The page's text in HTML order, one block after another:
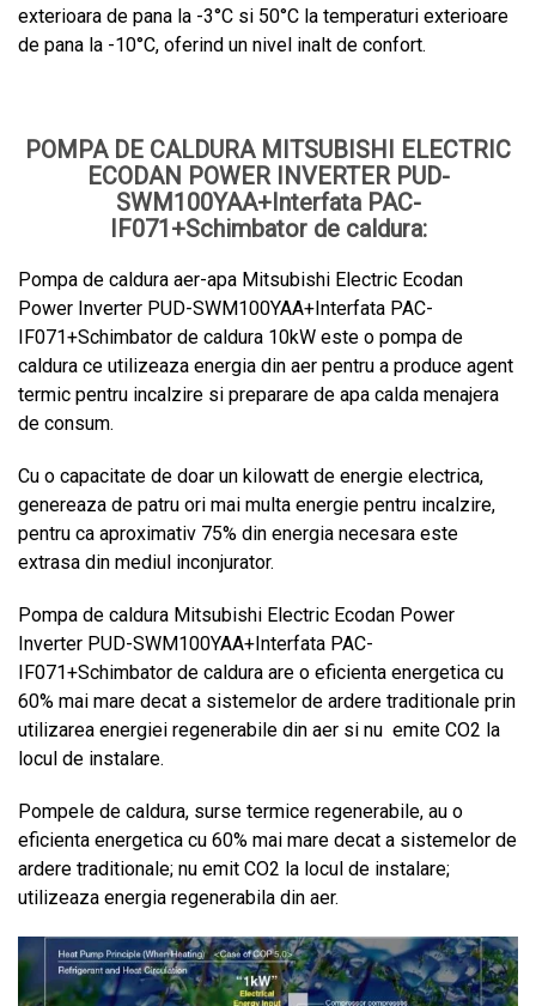
exterioara de pana la -3°C si 50°C la temperaturi exterioare
de pana la -10°C, oferind un nivel inalt de confort.
POMPA DE CALDURA MITSUBISHI ELECTRIC
ECODAN POWER INVERTER PUD-
SWM100YAA+Interfata PAC-
IF071+Schimbator de caldura:
Pompa de caldura aer-apa Mitsubishi Electric Ecodan
Power Inverter PUD-SWM100YAA+Interfata PAC-
IF071+Schimbator de caldura 10kW este o pompa de
caldura ce utilizeaza energia din aer pentru a produce agent
termic pentru incalzire si preparare de apa calda menajera
de consum.
Cu o capacitate de doar un kilowatt de energie electrica,
genereaza de patru ori mai multa energie pentru incalzire,
pentru ca aproximativ 75% din energia necesara este
extrasa din mediul inconjurator.
Pompa de caldura Mitsubishi Electric Ecodan Power
Inverter PUD-SWM100YAA+Interfata PAC-
IF071+Schimbator de caldura are o eficienta energetica cu
60% mai mare decat a sistemelor de ardere traditionale prin
utilizarea energiei regenerabile din aer si nu emite CO2 la
locul de instalare.
Pompele de caldura, surse termice regenerabile, au o
eficienta energetica cu 60% mai mare decat a sistemelor de
ardere traditionale; nu emit CO2 la locul de instalare;
utilizeaza energia regenerabila din aer.